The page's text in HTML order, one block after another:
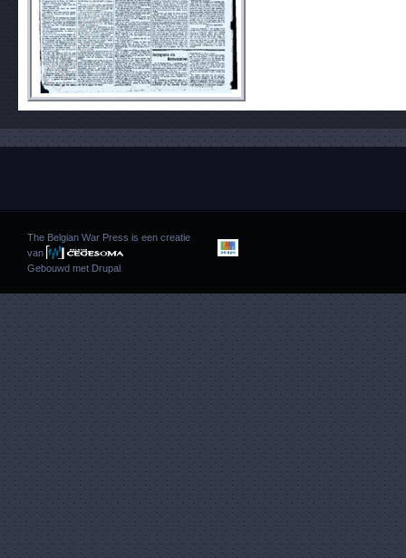
The Belgian War Press is een creatie
van
Gebouwd met Drupal